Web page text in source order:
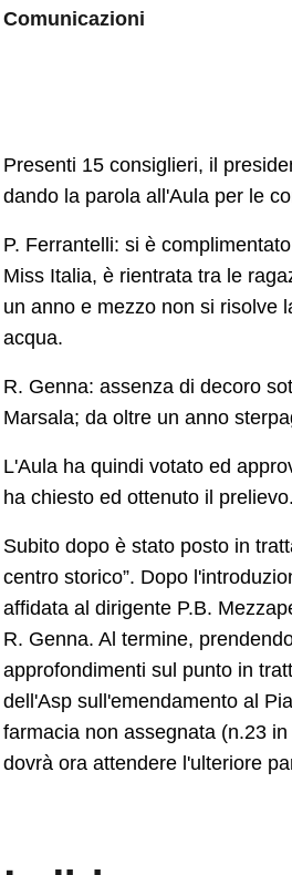
Comunicazioni
Presenti 15 consiglieri, il
dando la parola all'Aula per le
P. Ferrantelli: si è
Miss Italia, è rientrata tra le
un anno e mezzo non si risolve
acqua.
R. Genna: assenza di decoro
Marsala; da oltre un anno
L'Aula ha quindi votato ed
ha chiesto ed ottenuto il prelievo.
Subito dopo è stato posto in
centro storico”. Dopo
affidata al dirigente P.B.
R. Genna. Al termine,
approfondimenti sul punto in
dell'Asp sull'emendamento al
farmacia non assegnata (n.23
dovrà ora attendere l'ulteriore